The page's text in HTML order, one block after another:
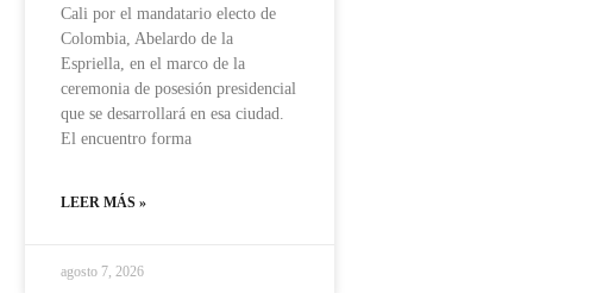
Cali por el mandatario electo de
Colombia, Abelardo de la
Espriella, en el marco de la
ceremonia de posesión presidencial
que se desarrollará en esa ciudad.
El encuentro forma
LEER MÁS »
agosto 7, 2026